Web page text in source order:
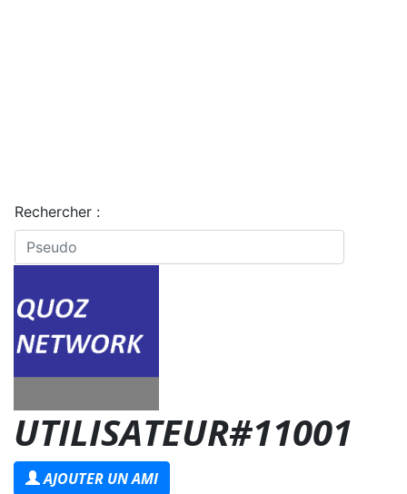
Rechercher :
UTILISATEUR#11001
AJOUTER UN AMI